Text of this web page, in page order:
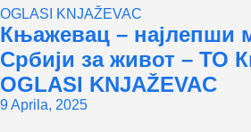
OGLASI KNJAŽEVAC
Књажевац – најлепши
Србији за живот – ТО
OGLASI KNJAŽEVAC
9 Aprila, 2025